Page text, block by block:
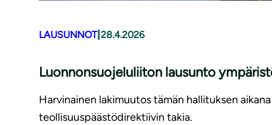
LAUSUNNOT| 28.4.2026
Luonnonsuojeluliiton lausunto
Harvinainen lakimuutos tämän hallituksen
teollisuuspäästödirektiivin takia.